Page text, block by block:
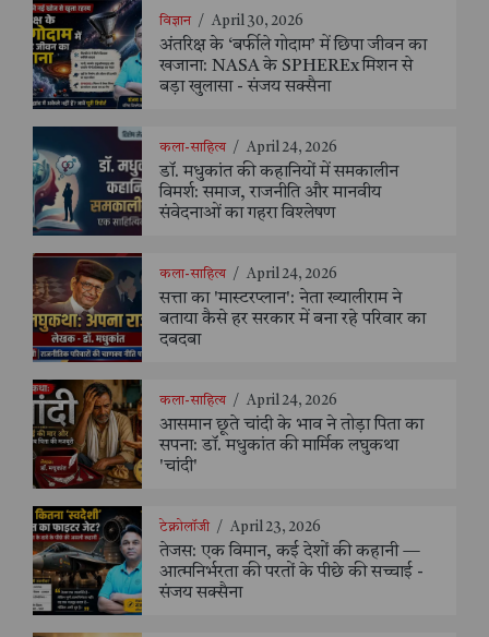
विज्ञान / April 30, 2026
अंतरिक्ष के ‘बर्फीले गोदाम’ में छिपा जीवन का
खजाना: NASA के SPHEREx मिशन से
बड़ा खुलासा - संजय सक्सैना
कला-साहित्य / April 24, 2026
डॉ. मधुकांत की कहानियों में समकालीन
विमर्श: समाज, राजनीति और मानवीय
संवेदनाओं का गहरा विश्लेषण
कला-साहित्य / April 24, 2026
सत्ता का 'मास्टरप्लान': नेता ख्यालीराम ने
बताया कैसे हर सरकार में बना रहे परिवार का
दबदबा
कला-साहित्य / April 24, 2026
आसमान छूते चांदी के भाव ने तोड़ा पिता का
सपना: डॉ. मधुकांत की मार्मिक लघुकथा
'चांदी'
टेक्नोलॉजी / April 23, 2026
तेजस: एक विमान, कई देशों की कहानी —
आत्मनिर्भरता की परतों के पीछे की सच्चाई -
संजय सक्सैना